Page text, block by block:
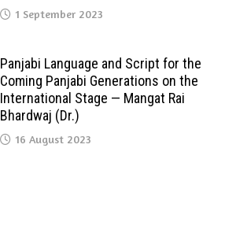
1 September 2023
Panjabi Language and Script for the
Coming Panjabi Generations on the
International Stage — Mangat Rai
Bhardwaj (Dr.)
16 August 2023